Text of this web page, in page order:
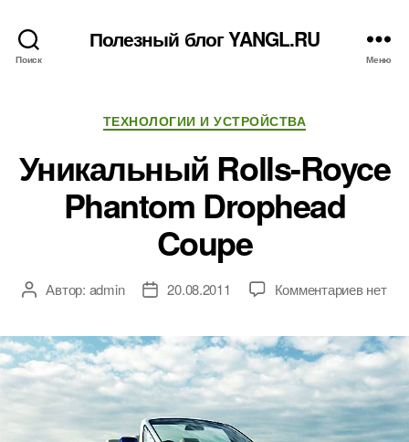
Поиск
Полезный блог YANGL.RU
Меню
Рубрики
ТЕХНОЛОГИИ И УСТРОЙСТВА
Уникальный Rolls-Royce
Phantom Drophead
Coupe
АвторАвтор: admin
Дата20.08.2011 Комментариевк
Rolls-
Royce
Coupe
нет